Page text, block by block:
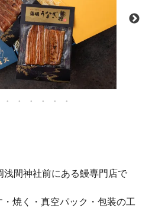
浅間神社前にある鰻専門店で
焼く・真空パック・包装の工